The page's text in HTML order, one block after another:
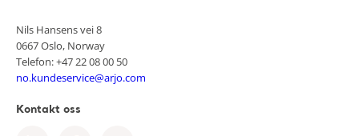
Nils Hansens vei 8
0667 Oslo, Norway
Telefon: +47 22 08 00 50
no.kundeservice@arjo.com
Kontakt oss